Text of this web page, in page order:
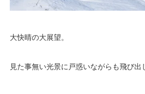
大快晴の大展望。
見た事無い光景に戸惑いながらも飛び出